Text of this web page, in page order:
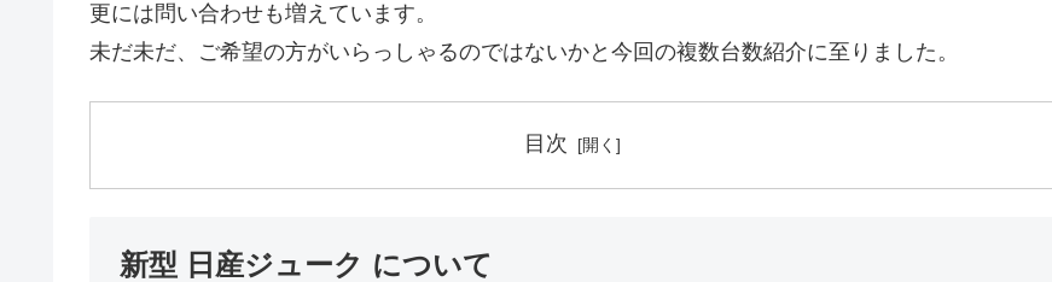
更には問い合わせも増えています。
未だ未だ、ご希望の方がいらっしゃるのではないかと今回の複数台数紹介に至りました。
目次
新型 日産ジューク について